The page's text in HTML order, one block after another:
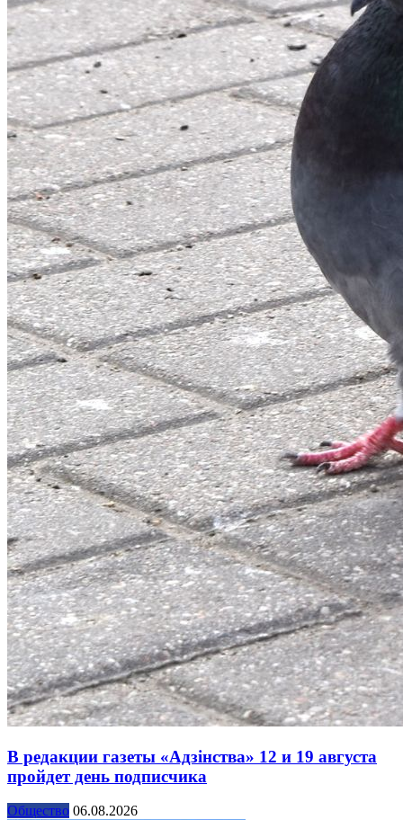
В редакции газеты «Адзінства» 12 и 19 августа
пройдет день подписчика
Общество 06.08.2026